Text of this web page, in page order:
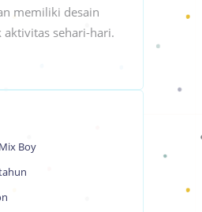
memiliki desain
sehari-hari.
Boy